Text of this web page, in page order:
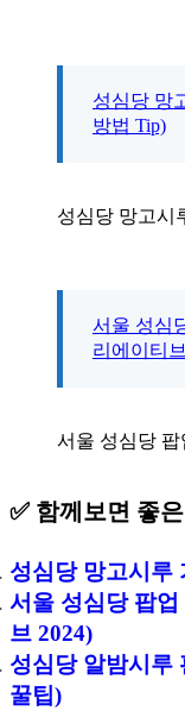
성심당 망
방법 Tip)
성심당 망고시
서울 성심
리에이티
서울 성심당 팝
✅ 함께보면 좋
성심당 망고시루
서울 성심당 팝업
브 2024)
성심당 알밤시루
꿀팁)